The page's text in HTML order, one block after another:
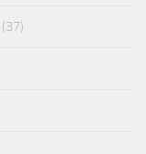
(37)